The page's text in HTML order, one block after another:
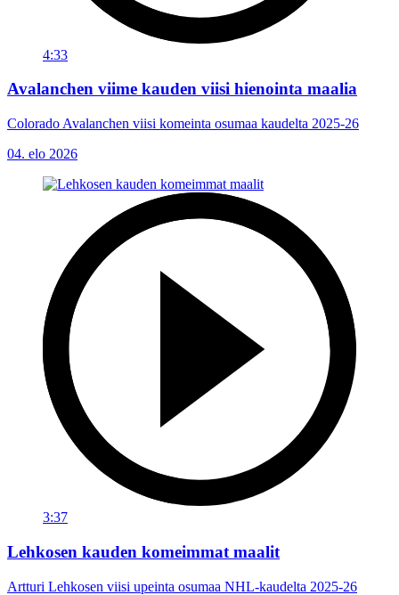
4:33
Avalanchen viime kauden viisi hienointa maalia
Colorado Avalanchen viisi komeinta osumaa kaudelta 2025-26
04. elo 2026
3:37
Lehkosen kauden komeimmat maalit
Artturi Lehkosen viisi upeinta osumaa NHL-kaudelta 2025-26